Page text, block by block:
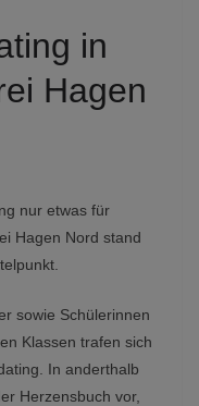
in
Hagen
nur etwas für
Hagen Nord stand
sowie Schülerinnen
Klassen trafen sich
In anderthalb
Herzensbuch vor,